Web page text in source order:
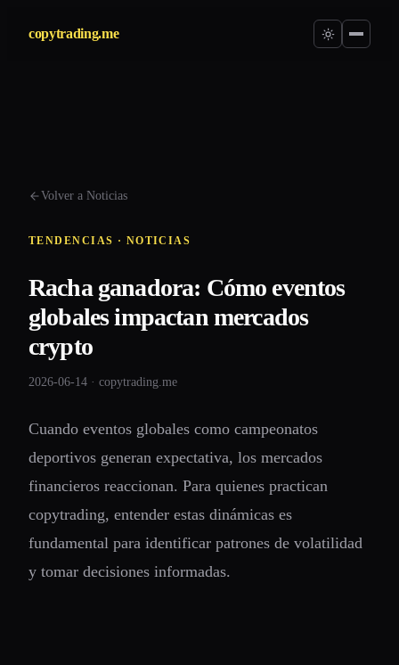
copytrading.me
Volver a Noticias
TENDENCIAS · NOTICIAS
Racha ganadora: Cómo eventos
globales impactan mercados
crypto
2026-06-14 · copytrading.me
Cuando eventos globales como campeonatos
deportivos generan expectativa, los mercados
financieros reaccionan. Para quienes practican
copytrading, entender estas dinámicas es
fundamental para identificar patrones de volatilidad
y tomar decisiones informadas.